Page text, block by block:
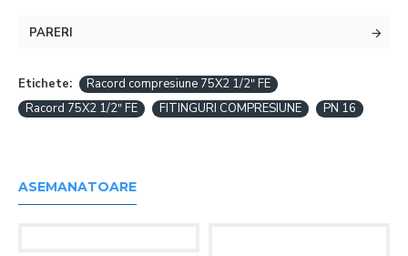
PARERI
Etichete:
Racord compresiune 75X2 1/2ʺ FE
Racord 75X2 1/2ʺ FE
FITINGURI COMPRESIUNE PN 16
ASEMANATOARE